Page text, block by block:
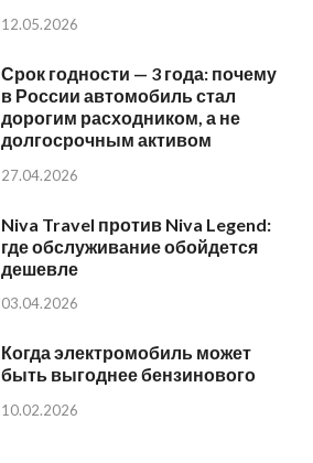
12.05.2026
Срок годности — 3 года: почему
в России автомобиль стал
дорогим расходником, а не
долгосрочным активом
27.04.2026
Niva Travel против Niva Legend:
где обслуживание обойдется
дешевле
03.04.2026
Когда электромобиль может
быть выгоднее бензинового
10.02.2026